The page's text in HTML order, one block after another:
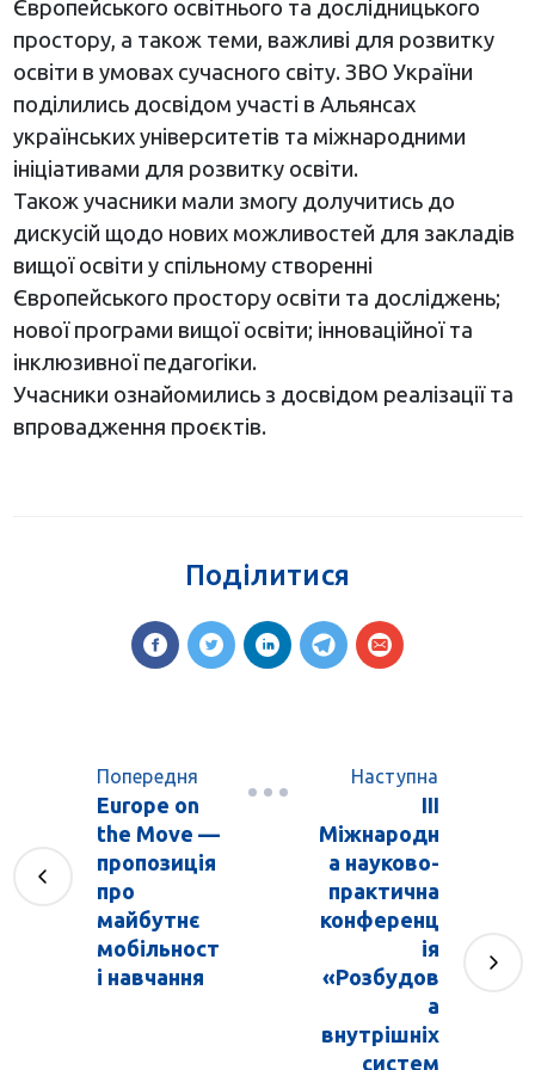
Європейського освітнього та дослідницького
простору, а також теми, важливі для розвитку
освіти в умовах сучасного світу. ЗВО України
поділились досвідом участі в Альянсах
українських університетів та міжнародними
ініціативами для розвитку освіти.
Також учасники мали змогу долучитись до
дискусій щодо нових можливостей для закладів
вищої освіти у спільному створенні
Європейського простору освіти та досліджень;
нової програми вищої освіти; інноваційної та
інклюзивної педагогіки.
Учасники ознайомились з досвідом реалізації та
впровадження проєктів.
Поділитися
Попередня
Europe on
the Move —
пропозиція
про
майбутнє
мобільност
і навчання
Наступна
ІІІ
Міжнародн
а науково-
практична
конференц
ія
«Розбудов
а
внутрішніх
систем